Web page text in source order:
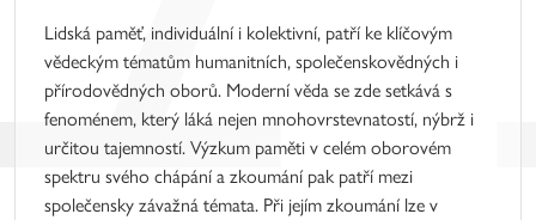
Lidská paměť, individuální i kolektivní, patří ke klíčovým
vědeckým tématům humanitních, společenskovědných i
přírodovědných oborů. Moderní věda se zde setkává s
fenoménem, který láká nejen mnohovrstevnatostí, nýbrž i
určitou tajemností. Výzkum paměti v celém oborovém
spektru svého chápání a zkoumání pak patří mezi
společensky závažná témata. Při jejím zkoumání lze v